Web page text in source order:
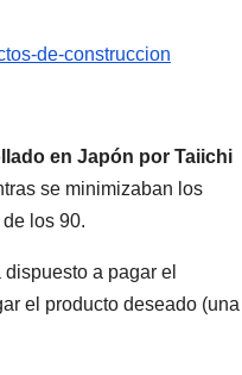
de-construccion
en Japón por Taiichi
se minimizaban los
los 90.
a pagar el
el producto deseado (una